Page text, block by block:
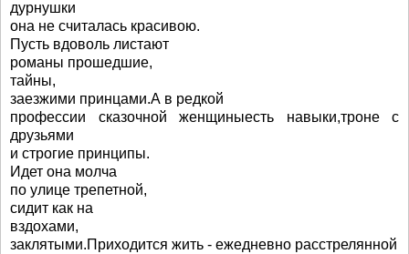
дурнушки
она не считалась красивою.
Пусть вдоволь листают
романы прошедшие,
тайны,
заезжими принцами.А в редкой
профессии сказочной женщиныесть навыки,троне с
друзьями
и строгие принципы.
Идет она молча
по улице трепетной,
сидит как на
вздохами,
заклятыми.Приходится жить - ежедневно расстрелянной